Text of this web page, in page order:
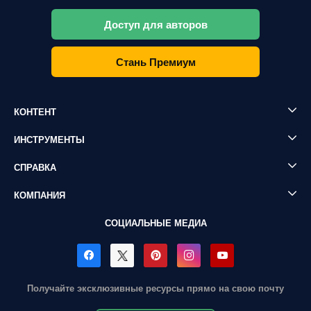
Доступ для авторов
Стань Премиум
КОНТЕНТ
ИНСТРУМЕНТЫ
СПРАВКА
КОМПАНИЯ
СОЦИАЛЬНЫЕ МЕДИА
Получайте эксклюзивные ресурсы прямо на свою почту